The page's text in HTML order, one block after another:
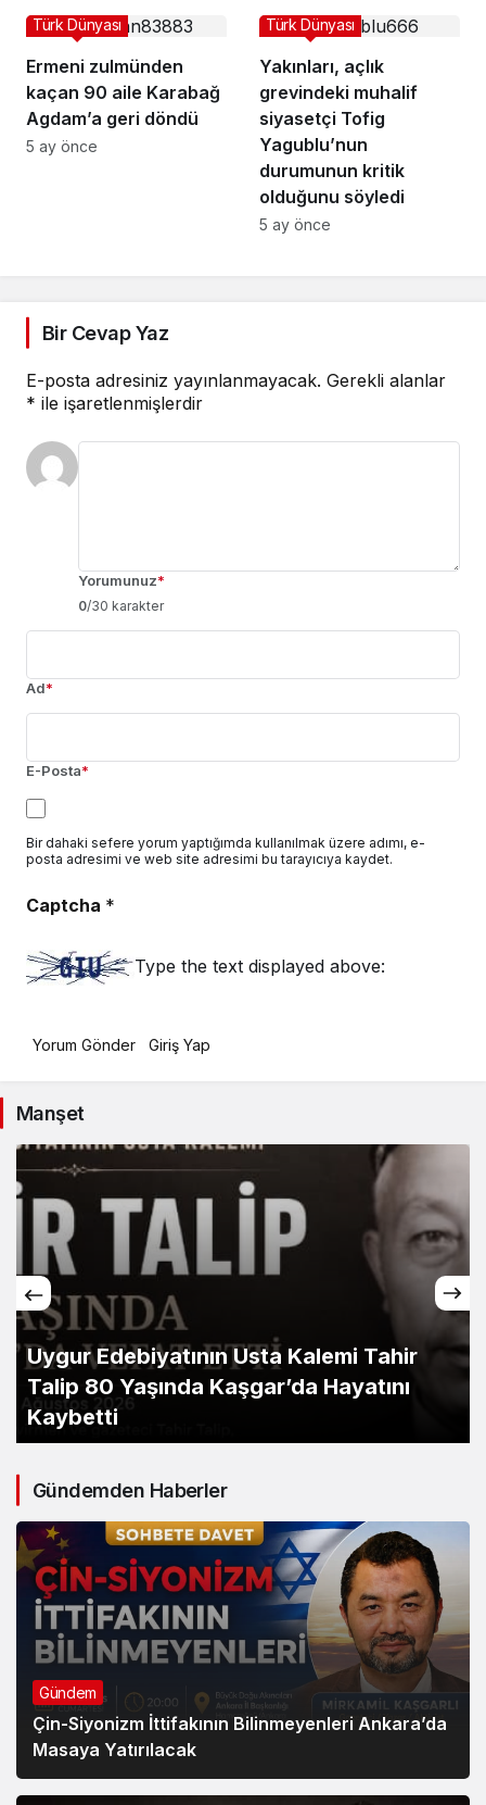
Ermeni zulmünden
kaçan 90 aile Karabağ
Agdam’a geri döndü
Türk Dünyası
5 ay önce
Yakınları, açlık
grevindeki muhalif
siyasetçi Tofig
Yagublu’nun
durumunun kritik
olduğunu söyledi
Türk Dünyası
5 ay önce
Bir Cevap Yaz
E-posta adresiniz yayınlanmayacak. Gerekli alanlar
* ile işaretlenmişlerdir
Yorumunuz*
0/30 karakter
Ad*
E-Posta*
Bir dahaki sefere yorum yaptığımda kullanılmak üzere adımı, e-
posta adresimi ve web site adresimi bu tarayıcıya kaydet.
Captcha *
Type the text displayed above:
Yorum Gönder Giriş Yap
Manşet
Çeçen muhaliflerin annesi Zarema
Musayeva’nın tahliyesi için başvuru
Gündemden Haberler
Gündem
Çin-Siyonizm İttifakının Bilinmeyenleri Ankara’da
Masaya Yatırılacak